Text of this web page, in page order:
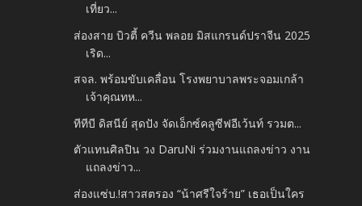
เที่ยว...
ส่องสาย บิวตี้ ควีน พลอย มิสแกรนด์ปราจีน 2025
เริด...
สจล. พร้อมขับเคลื่อน โรงพยาบาลพระจอมเกล้า
เจ้าคุณทห...
ทีทีบี ดิสนีย์ สุดปัง จัดเอ็กซ์คลูซีฟอีเว้นท์ รวมต...
ตัวแทนศิลปิน วง DaruNi ร่วมงานแถลงข่าว งาน
แถลงข่าว...
ส่องแซ่บ.!สาวสตรอง “น้าศรีใจร้าย” เธอเป็นใคร